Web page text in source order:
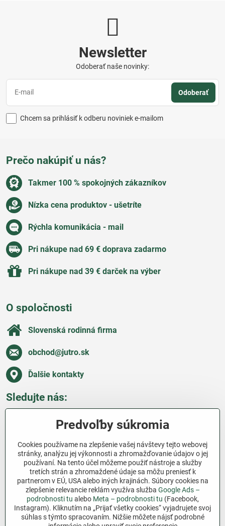
Newsletter
Odoberať naše novinky:
Odoberať
Chcem sa prihlásiť k odberu noviniek e-mailom
Prečo nakúpiť u nás?
Takmer 100 % spokojných zákazníkov
Nízka cena produktov - ušetríte
Rýchla komunikácia - mail
Pri nákupe nad 69 € doprava zadarmo
Pri nákupe nad 39 € darček na výber
O spoločnosti
Slovenská rodinná firma
obchod​@jutro​.sk
Ďalšie kontakty
Sledujte nás:
Všetko o nákupe
Ďakujeme za podporu
Sme slovenský e-shop bez dotácií​. Fungujeme len
vďaka vám – ľuďom, ktorí veria v poctivú prácu a
lásku k pôde​. Každý nákup na Jutro​.sk nám pomáha
pokračovať v tom, čo má zmysel – pomáhať
Predvoľby súkromia
Cookies používame na zlepšenie vašej návštevy tejto webovej
stránky, analýzu jej výkonnosti a zhromažďovanie údajov o jej
používaní. Na tento účel môžeme použiť nástroje a služby
tretích strán a zhromaždené údaje sa môžu preniesť k
partnerom v EÚ, USA alebo iných krajinách. Súbory cookies na
zlepšenie relevancie reklám využíva služba Google Ads –
podrobnosti tu alebo Meta – podrobnosti tu (Facebook,
Instagram). Kliknutím na „Prijať všetky cookies“ vyjadrujete svoj
súhlas s týmto spracovaním. Nižšie môžete nájsť podrobné